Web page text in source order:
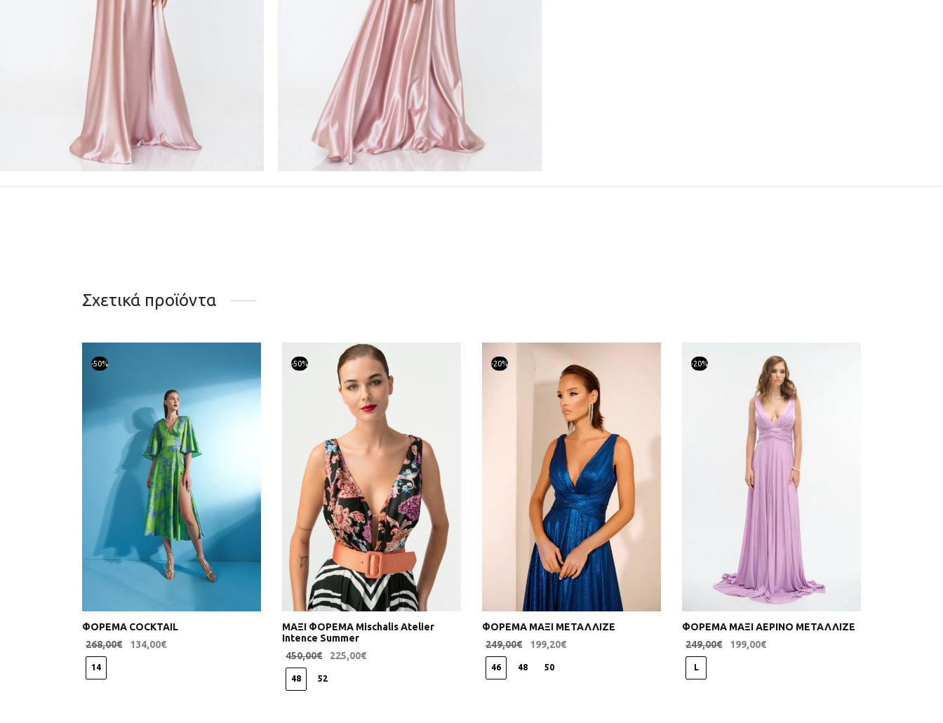
Σχετικά προϊόντα
-50%
ΦΟΡΕΜΑ COCKTAIL
268,00€ 134,00€
Επιλογή
14
-50%
ΜΑΞΙ ΦΟΡΕΜΑ Mischalis Atelier
Intence Summer
450,00€ 225,00€
Επιλογή
48 52
-20%
ΦΟΡΕΜΑ ΜΑΞΙ ΜΕΤΑΛΛΙΖΕ
249,00€ 199,20€
Επιλογή
46 48 50
-20%
ΦΟΡΕΜΑ ΜΑΞΙ ΑΕΡΙΝΟ ΜΕΤΑΛΛΙΖΕ
249,00€ 199,00€
Επιλογή
L